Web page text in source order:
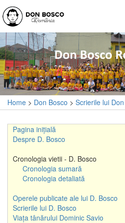
Home > Don Bosco > Scrierile lui
Pagina inițială
Despre D. Bosco
Cronologia vietii - D. Bosco
Cronologia sumară
Cronologia detaliată
Operele publicate ale lui D. Bosco
Scrierile lui D. Bosco
Viața tânărului Dominic Savio